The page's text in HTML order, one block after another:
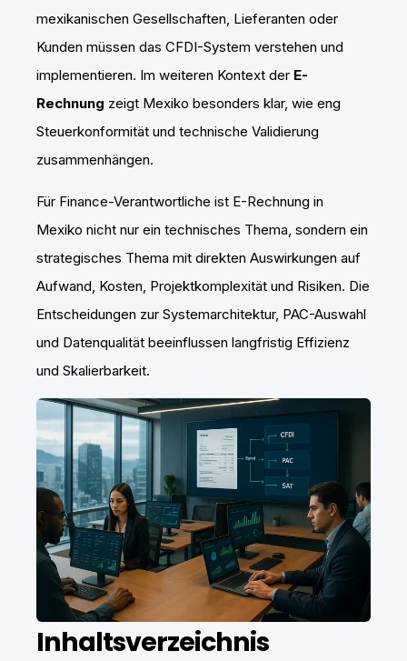
mexikanischen Gesellschaften, Lieferanten oder
Kunden müssen das CFDI-System verstehen und
implementieren. Im weiteren Kontext der E-
Rechnung zeigt Mexiko besonders klar, wie eng
Steuerkonformität und technische Validierung
zusammenhängen.
Für Finance-Verantwortliche ist E-Rechnung in
Mexiko nicht nur ein technisches Thema, sondern ein
strategisches Thema mit direkten Auswirkungen auf
Aufwand, Kosten, Projektkomplexität und Risiken. Die
Entscheidungen zur Systemarchitektur, PAC-Auswahl
und Datenqualität beeinflussen langfristig Effizienz
und Skalierbarkeit.
Inhaltsverzeichnis